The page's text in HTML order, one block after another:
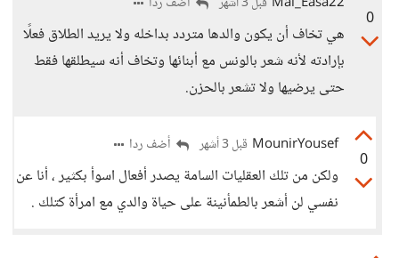
0
هي تخاف أن يكون والدها متردد بداخله ولا يريد الطلاق فعلًا
بإرادته لأنه شعر بالونس مع أبنائها وتخاف أنه سيطلقها فقط
حتى يرضيها ولا تشعر بالحزن.
0
MounirYousef قبل 3 أشهر أضف ردا
ولكن من تلك العقليات السامة يصدر أفعال اسوأ بكثير ، أنا عن
نفسي لن أشعر بالطمأنينة على حياة والدي مع امرأة كتلك .